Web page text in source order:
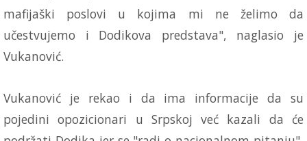
mafijaški poslovi u kojima mi ne želimo da
učestvujemo i Dodikova predstava", naglasio je
Vukanović.
Vukanović je rekao i da ima informacije da su
pojedini opozicionari u Srpskoj već kazali da će